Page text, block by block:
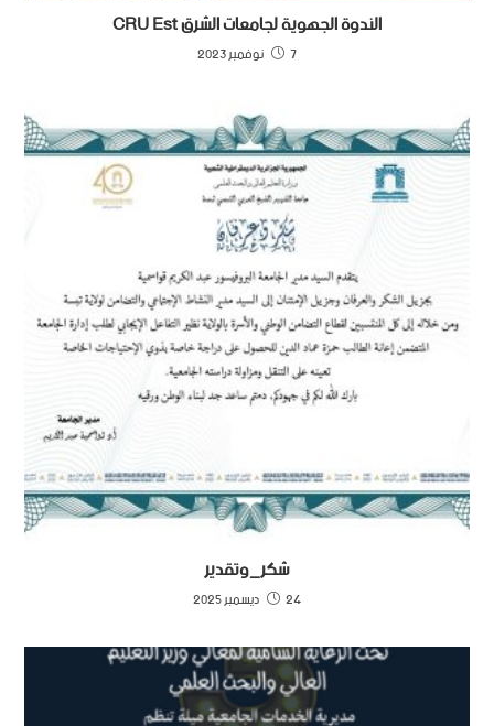
الندوة الجهوية لجامعات الشرق CRU Est
7 نوفمبر 2023
شكر_وتقدير
24 ديسمبر 2025